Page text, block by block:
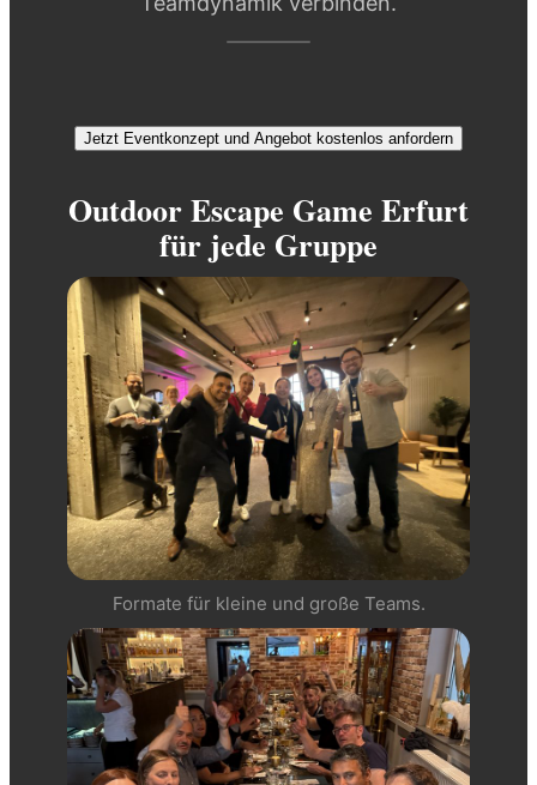
Jetzt Eventkonzept und Angebot kostenlos anfordern
Outdoor Escape Game Erfurt
für jede Gruppe
Formate für kleine und große Teams.